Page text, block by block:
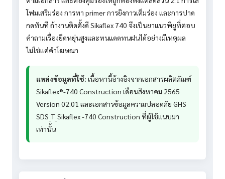
โฟมเสริมร่อง การทา primer การยิงกาวเต็มร่อง และการปาด
กดทันที ถ้างานติดตั้งดี Sikaflex 740 จึงเป็นยาแนวพียูที่ตอบ
คำถามเรื่องยืดหยุ่นสูงและทนแดดทนฝนได้อย่างมีเหตุผล
ไม่ใช่แค่คำโฆษณา
แหล่งข้อมูลที่ใช้: เนื้อหานี้อ้างอิงจากเอกสารผลิตภัณฑ์
Sikaflex®-740 Construction เดือนสิงหาคม 2565
Version 02.01 และเอกสารข้อมูลความปลอดภัย GHS
SDS_T_Sikaflex -740 Construction ที่ผู้ใช้แนบมา
เท่านั้น